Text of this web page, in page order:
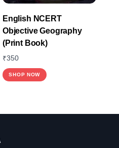
page
English NCERT
Objective Geography
(Print Book)
₹350
SHOP NOW